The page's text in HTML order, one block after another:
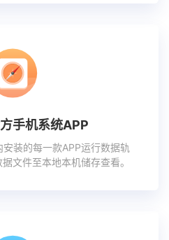
手机系统APP
装的每一款APP运行数据轨
文件至本地本机储存查看。